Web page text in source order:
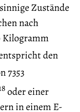
Zustände
nach
Kilogramm
den
7353
oder einer
in einem E-